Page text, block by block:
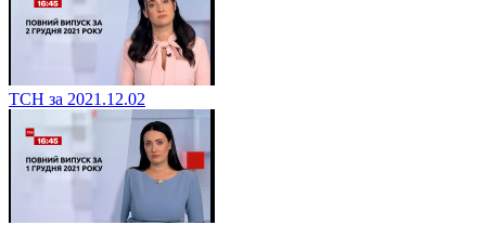
ТСН за 2021.12.02